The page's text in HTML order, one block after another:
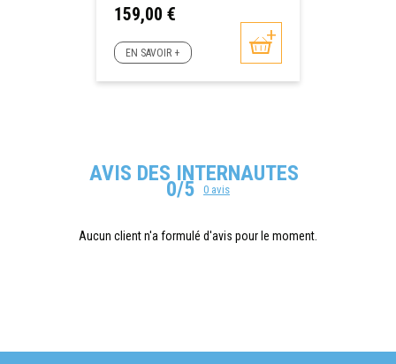
Prix
159,00 €
EN SAVOIR +
AVIS DES INTERNAUTES
0/5 0 avis
Aucun client n'a formulé d'avis pour le moment.